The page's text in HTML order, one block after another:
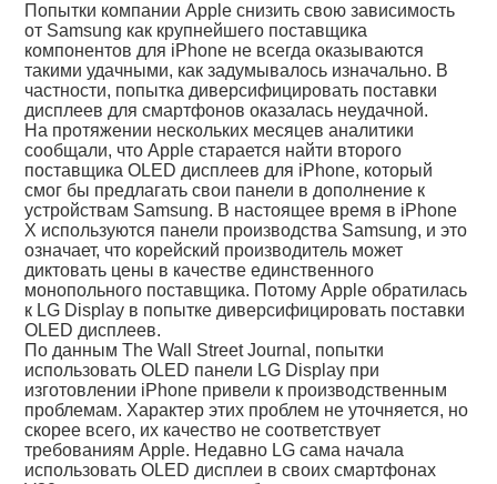
Попытки компании Apple снизить свою зависимость
от Samsung как крупнейшего поставщика
компонентов для iPhone не всегда оказываются
такими удачными, как задумывалось изначально. В
частности, попытка диверсифицировать поставки
дисплеев для смартфонов оказалась неудачной.
На протяжении нескольких месяцев аналитики
сообщали, что Apple старается найти второго
поставщика OLED дисплеев для iPhone, который
смог бы предлагать свои панели в дополнение к
устройствам Samsung. В настоящее время в iPhone
X используются панели производства Samsung, и это
означает, что корейский производитель может
диктовать цены в качестве единственного
монопольного поставщика. Потому Apple обратилась
к LG Display в попытке диверсифицировать поставки
OLED дисплеев.
По данным The Wall Street Journal, попытки
использовать OLED панели LG Display при
изготовлении iPhone привели к производственным
проблемам. Характер этих проблем не уточняется, но
скорее всего, их качество не соответствует
требованиям Apple. Недавно LG сама начала
использовать OLED дисплеи в своих смартфонах